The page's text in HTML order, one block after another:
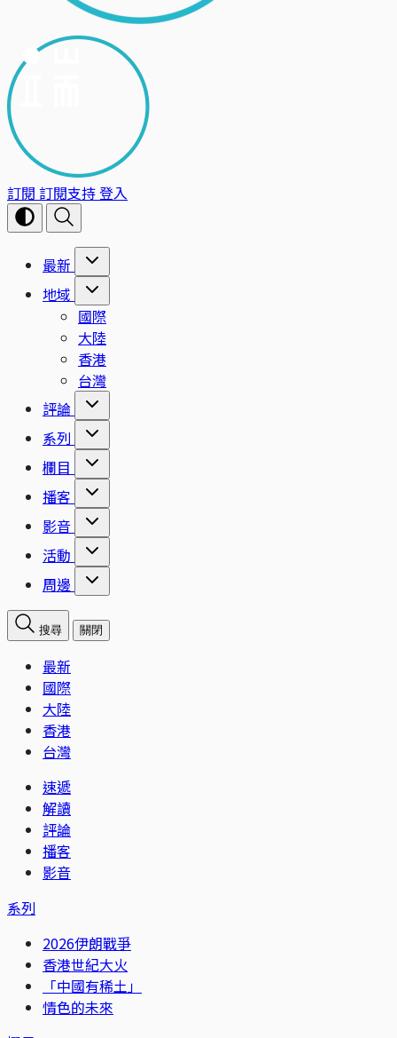
訂閱 訂閱支持登入
最新
地域
國際
大陸
香港
台灣
評論
系列
欄目
播客
影音
活動
周邊
搜尋 關閉
最新
國際
大陸
香港
台灣
速遞
解讀
評論
播客
影音
系列
2026伊朗戰爭
香港世紀大火
「中國有稀土」
情色的未來